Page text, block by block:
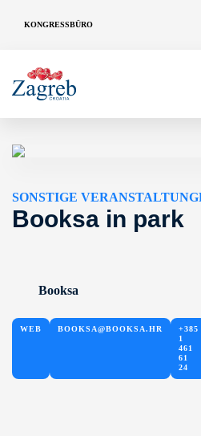
KONGRESSBÜRO
SONSTIGE
Booksa in park
Booksa
WEB BOOKSA@BOOKSA.HR
+385
1
461
61
24